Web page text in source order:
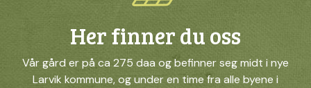
Her finner du oss
Vår gård er på ca 275 daa og befinner seg midt i nye
Larvik kommune, og under en time fra alle byene i